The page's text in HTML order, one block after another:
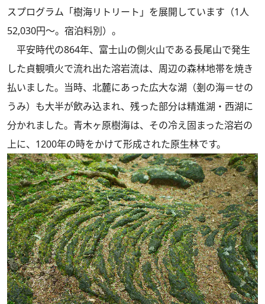
スプログラム「樹海リトリート」を展開しています（1人
52,030円～。宿泊料別）。
平安時代の864年、富士山の側火山である長尾山で発生
した貞観噴火で流れ出た溶岩流は、周辺の森林地帯を焼き
払いました。当時、北麓にあった広大な湖（剗の海＝せの
うみ）も大半が飲み込まれ、残った部分は精進湖・西湖に
分かれました。青木ヶ原樹海は、その冷え固まった溶岩の
上に、1200年の時をかけて形成された原生林です。